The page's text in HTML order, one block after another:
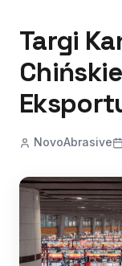
Targi
NovoAbrasive